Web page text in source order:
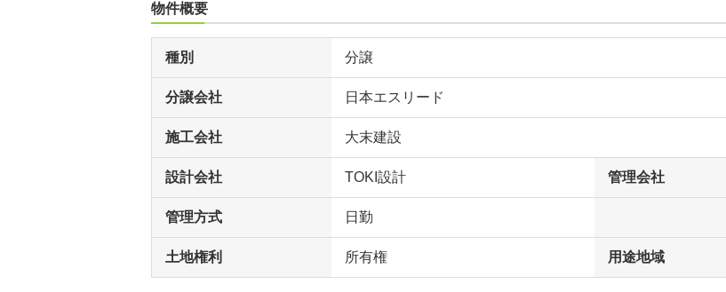
物件概要
種別 分譲
分譲会社 日本エスリード
施工会社 大末建設
設計会社 TOKI設計 管理会社
管理方式 日勤
土地権利 所有権 用途地域